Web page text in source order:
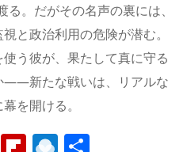
。だがその名声の裏には、
と政治利用の危険が潜む。
う彼が、果たして真に守る
――新たな戦いは、リアルな
を開ける。